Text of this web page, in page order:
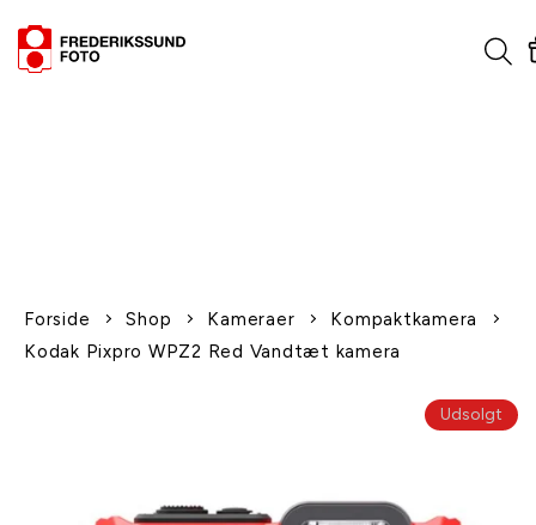
Forside Shop Kameraer
Kompaktkamera
Kodak Pixpro WPZ2 Red Vandtæt kamera
Udsolgt